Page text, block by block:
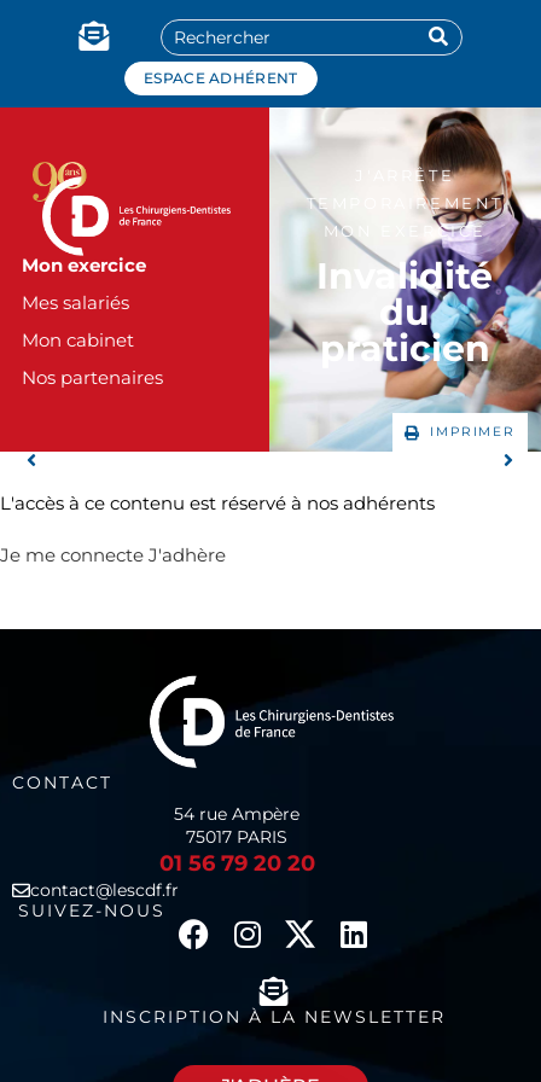
ESPACE ADHÉRENT
Mon exercice
Mes salariés
Mon cabinet
Nos partenaires
J'ARRÊTE
TEMPORAIREMENT
MON EXERCICE
Invalidité
du
praticien
IMPRIMER
L'accès à ce contenu est réservé à nos adhérents
Je me connecte J'adhère
CONTACT
54 rue Ampère
75017 PARIS
01 56 79 20 20
contact@lescdf.fr
SUIVEZ-NOUS
INSCRIPTION À LA NEWSLETTER
Panneau de gestion des cookies